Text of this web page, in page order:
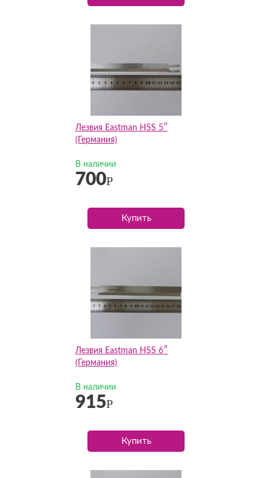
Лезвия Eastman HSS 5″
(Германия)
В наличии
700Р
Купить
Лезвия Eastman HSS 6″
(Германия)
В наличии
915Р
Купить